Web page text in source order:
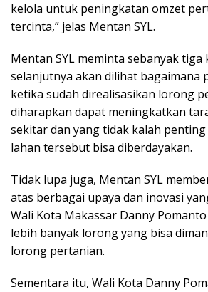
kelola untuk peningkatan omzet
tercinta,” jelas Mentan SYL.
Mentan SYL meminta sebanyak tiga
selanjutnya akan dilihat bagaimana
ketika sudah direalisasikan lorong
diharapkan dapat meningkatkan
sekitar dan yang tidak kalah
lahan tersebut bisa diberdayakan.
Tidak lupa juga, Mentan SYL
atas berbagai upaya dan inovasi
Wali Kota Makassar Danny
lebih banyak lorong yang bisa
lorong pertanian.
Sementara itu, Wali Kota Danny